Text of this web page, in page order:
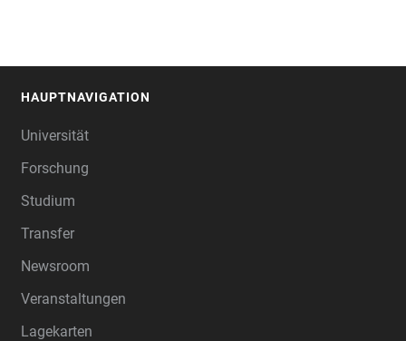
HAUPTNAVIGATION
Universität
Forschung
Studium
Transfer
Newsroom
Veranstaltungen
Lagekarten